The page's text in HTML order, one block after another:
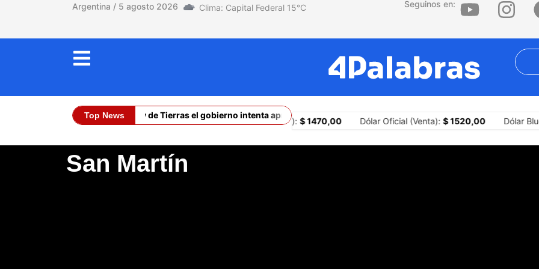
Argentina / 5 agosto 2026 15°C Seguinos en:
Top News
Caída la ley de Tierras el gobierno intenta aprobar los desalojos exprés y favorecer negocios inmobiliarios
Dólar Oficial (Compra):$ 1470,00 Dólar Oficial (Venta):$ 1520,00 Dólar
San Martín